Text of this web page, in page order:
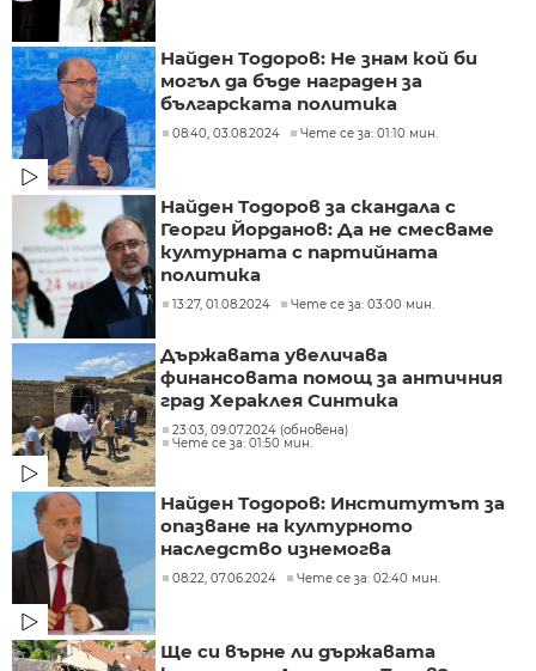
Найден Тодоров: Не знам кой би
могъл да бъде награден за
българската политика
08:40, 03.08.2024 Чете се за: 01:10 мин.
Найден Тодоров за скандала с
Георги Йорданов: Да не смесваме
културната с партийната
политика
13:27, 01.08.2024 Чете се за: 03:00 мин.
Държавата увеличава
финансовата помощ за античния
град Хераклея Синтика
23:03, 09.07.2024 (обновена)
Чете се за: 01:50 мин.
Найден Тодоров: Институтът за
опазване на културното
наследство изнемогва
08:22, 07.06.2024 Чете се за: 02:40 мин.
Ще си върне ли държавата